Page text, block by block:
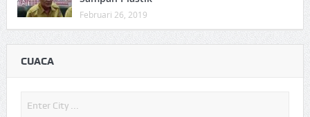
Februari 26, 2019
CUACA